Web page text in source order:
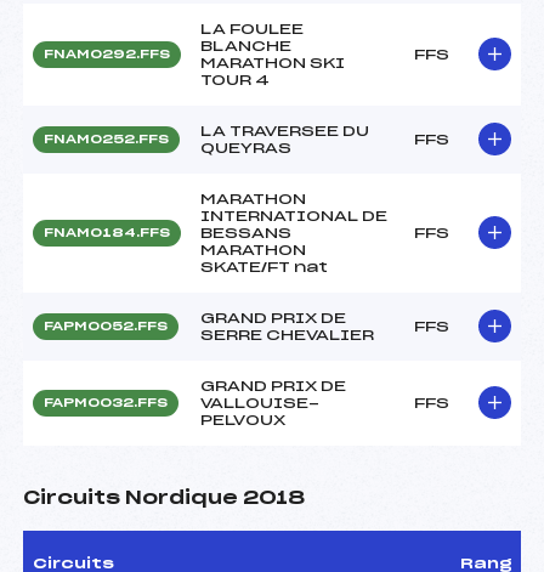
FNAM0292.FFS
LA FOULEE
BLANCHE
MARATHON SKI
TOUR 4
FFS
FNAM0252.FFS
LA TRAVERSEE DU
QUEYRAS
FFS
FNAM0184.FFS
MARATHON
INTERNATIONAL DE
BESSANS
MARATHON
SKATE/FT nat
FFS
FAPM0052.FFS
GRAND PRIX DE
SERRE CHEVALIER
FFS
FAPM0032.FFS
GRAND PRIX DE
VALLOUISE-
PELVOUX
FFS
Circuits Nordique 2018
Circuits Rang